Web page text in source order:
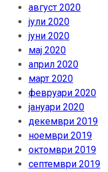
август 2020
јули 2020
јуни 2020
мај 2020
април 2020
март 2020
февруари 2020
јануари 2020
декември 2019
ноември 2019
октомври 2019
септември 2019